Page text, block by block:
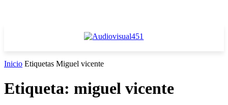
Inicio Etiquetas Miguel vicente
Etiqueta: miguel vicente